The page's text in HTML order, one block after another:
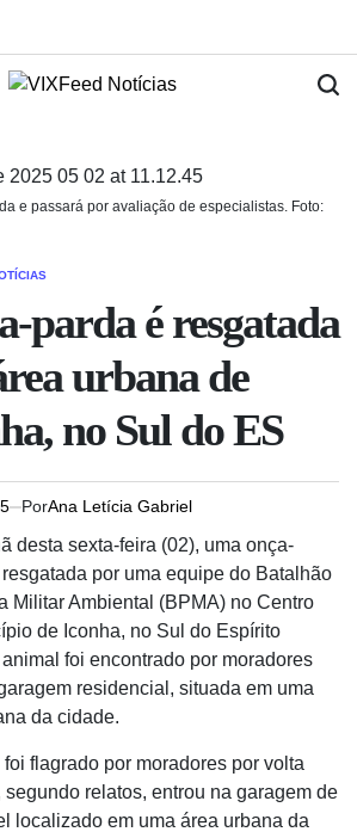
e passará por avaliação de especialistas. Foto:
parda é resgatada
urbana de
no Sul do ES
PorAna Letícia Gabriel
desta sexta-feira (02), uma onça-
por uma equipe do Batalhão
Militar Ambiental (BPMA) no Centro
de Iconha, no Sul do Espírito
foi encontrado por moradores
residencial, situada em uma
da cidade.
flagrado por moradores por volta
segundo relatos, entrou na garagem de
localizado em uma área urbana da